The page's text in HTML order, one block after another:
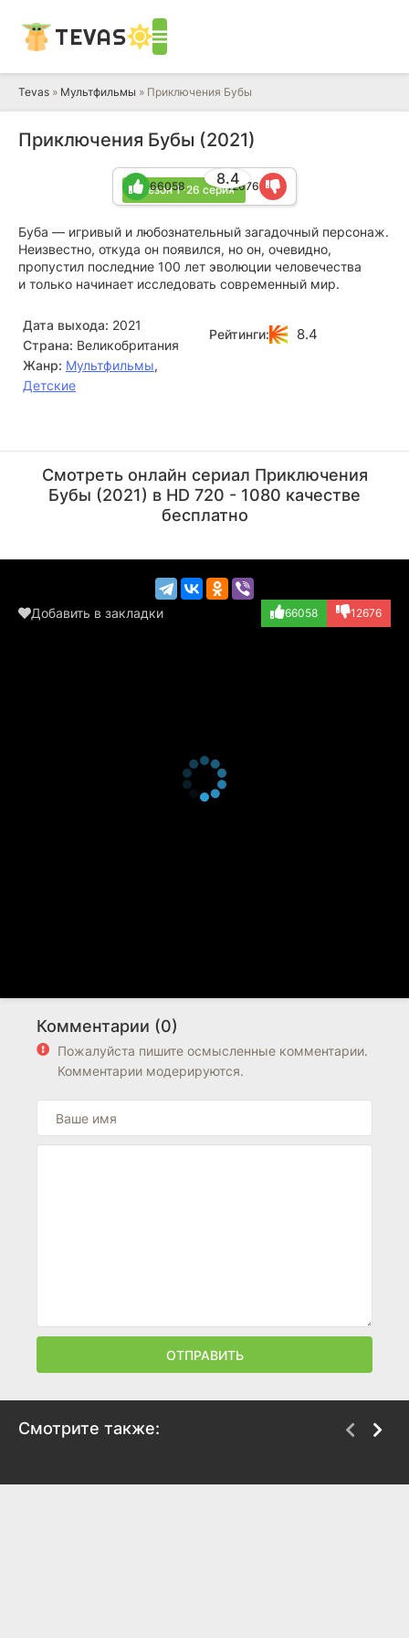
TEVAS
Tevas » Мультфильмы » Приключения Бубы
Приключения Бубы (2021)
1 сезон 1-26 серия
8.4
66058 12676
Буба — игривый и любознательный загадочный персонаж.
Неизвестно, откуда он появился, но он, очевидно,
пропустил последние 100 лет эволюции человечества
и только начинает исследовать современный мир.
Дата выхода: 2021
Страна: Великобритания
Жанр: Мультфильмы,
Детские
Рейтинги: 8.4
(озвучка)
(озвучка)
Смотреть онлайн сериал Приключения
Бубы (2021) в HD 720 - 1080 качестве
бесплатно
Добавить в закладки 66058 12676
Комментарии (0)
Пожалуйста пишите осмысленные комментарии.
Комментарии модерируются.
ОТПРАВИТЬ
Смотрите также: